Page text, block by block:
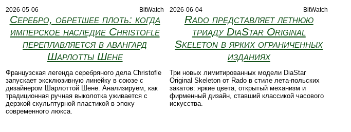
2026-05-06 BitWatch
Серебро, обретшее плоть: когда
имперское наследие Christofle
переплавляется в авангард
Шарлотты Шене
Французская легенда серебряного дела Christofle
запускает эксклюзивную линейку в союзе с
дизайнером Шарлоттой Шене. Анализируем, как
традиционная ручная выколотка уживается с
дерзкой скульптурной пластикой в эпоху
современного люкса.
2026-06-04 BitWatch
Rado представляет летнюю
триаду DiaStar Original
Skeleton в ярких ограниченных
изданиях
Три новых лимитированных модели DiaStar
Original Skeleton от Rado в стиле лета‑польских
закатов: яркие цвета, открытый механизм и
фирменный дизайн, ставший классикой часового
искусства.